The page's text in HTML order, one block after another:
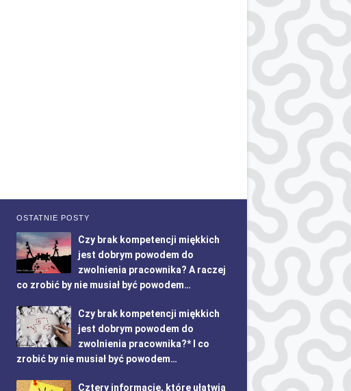
OSTATNIE POSTY
Czy brak kompetencji miękkich
jest dobrym powodem do
zwolnienia pracownika? A raczej
co zrobić by nie musiał być powodem…
Czy brak kompetencji miękkich
jest dobrym powodem do
zwolnienia pracownika?* I co
zrobić by nie musiał być powodem…
Cztery informacje, które ułatwią